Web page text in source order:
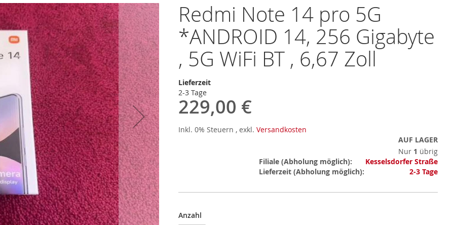
Redmi Note 14 pro 5G
*ANDROID 14, 256 Gigabyte
, 5G WiFi BT , 6,67 Zoll
Lieferzeit
2-3 Tage
229,00 €
Inkl. 0% Steuern , exkl. Versandkosten
AUF LAGER
Nur 1 übrig
Mehr
Informationen
Filiale
Kesselsdorfer Straße
Lieferzeit
2-3 Tage
Anzahl